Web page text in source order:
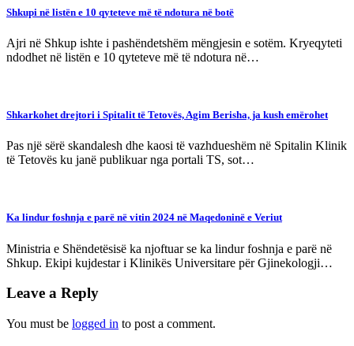
Shkupi në listën e 10 qyteteve më të ndotura në botë
Ajri në Shkup ishte i pashëndetshëm mëngjesin e sotëm. Kryeqyteti
ndodhet në listën e 10 qyteteve më të ndotura në…
Shkarkohet drejtori i Spitalit të Tetovës, Agim Berisha, ja kush emërohet
Pas një sërë skandalesh dhe kaosi të vazhdueshëm në Spitalin Klinik
të Tetovës ku janë publikuar nga portali TS, sot…
Ka lindur foshnja e parë në vitin 2024 në Maqedoninë e Veriut
Ministria e Shëndetësisë ka njoftuar se ka lindur foshnja e parë në
Shkup. Ekipi kujdestar i Klinikës Universitare për Gjinekologji…
Leave a Reply
You must be logged in to post a comment.